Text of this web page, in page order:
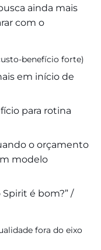
ainda mais
com o
benefício forte)
em início de
para rotina
o orçamento
modelo
é bom?” /
fora do eixo